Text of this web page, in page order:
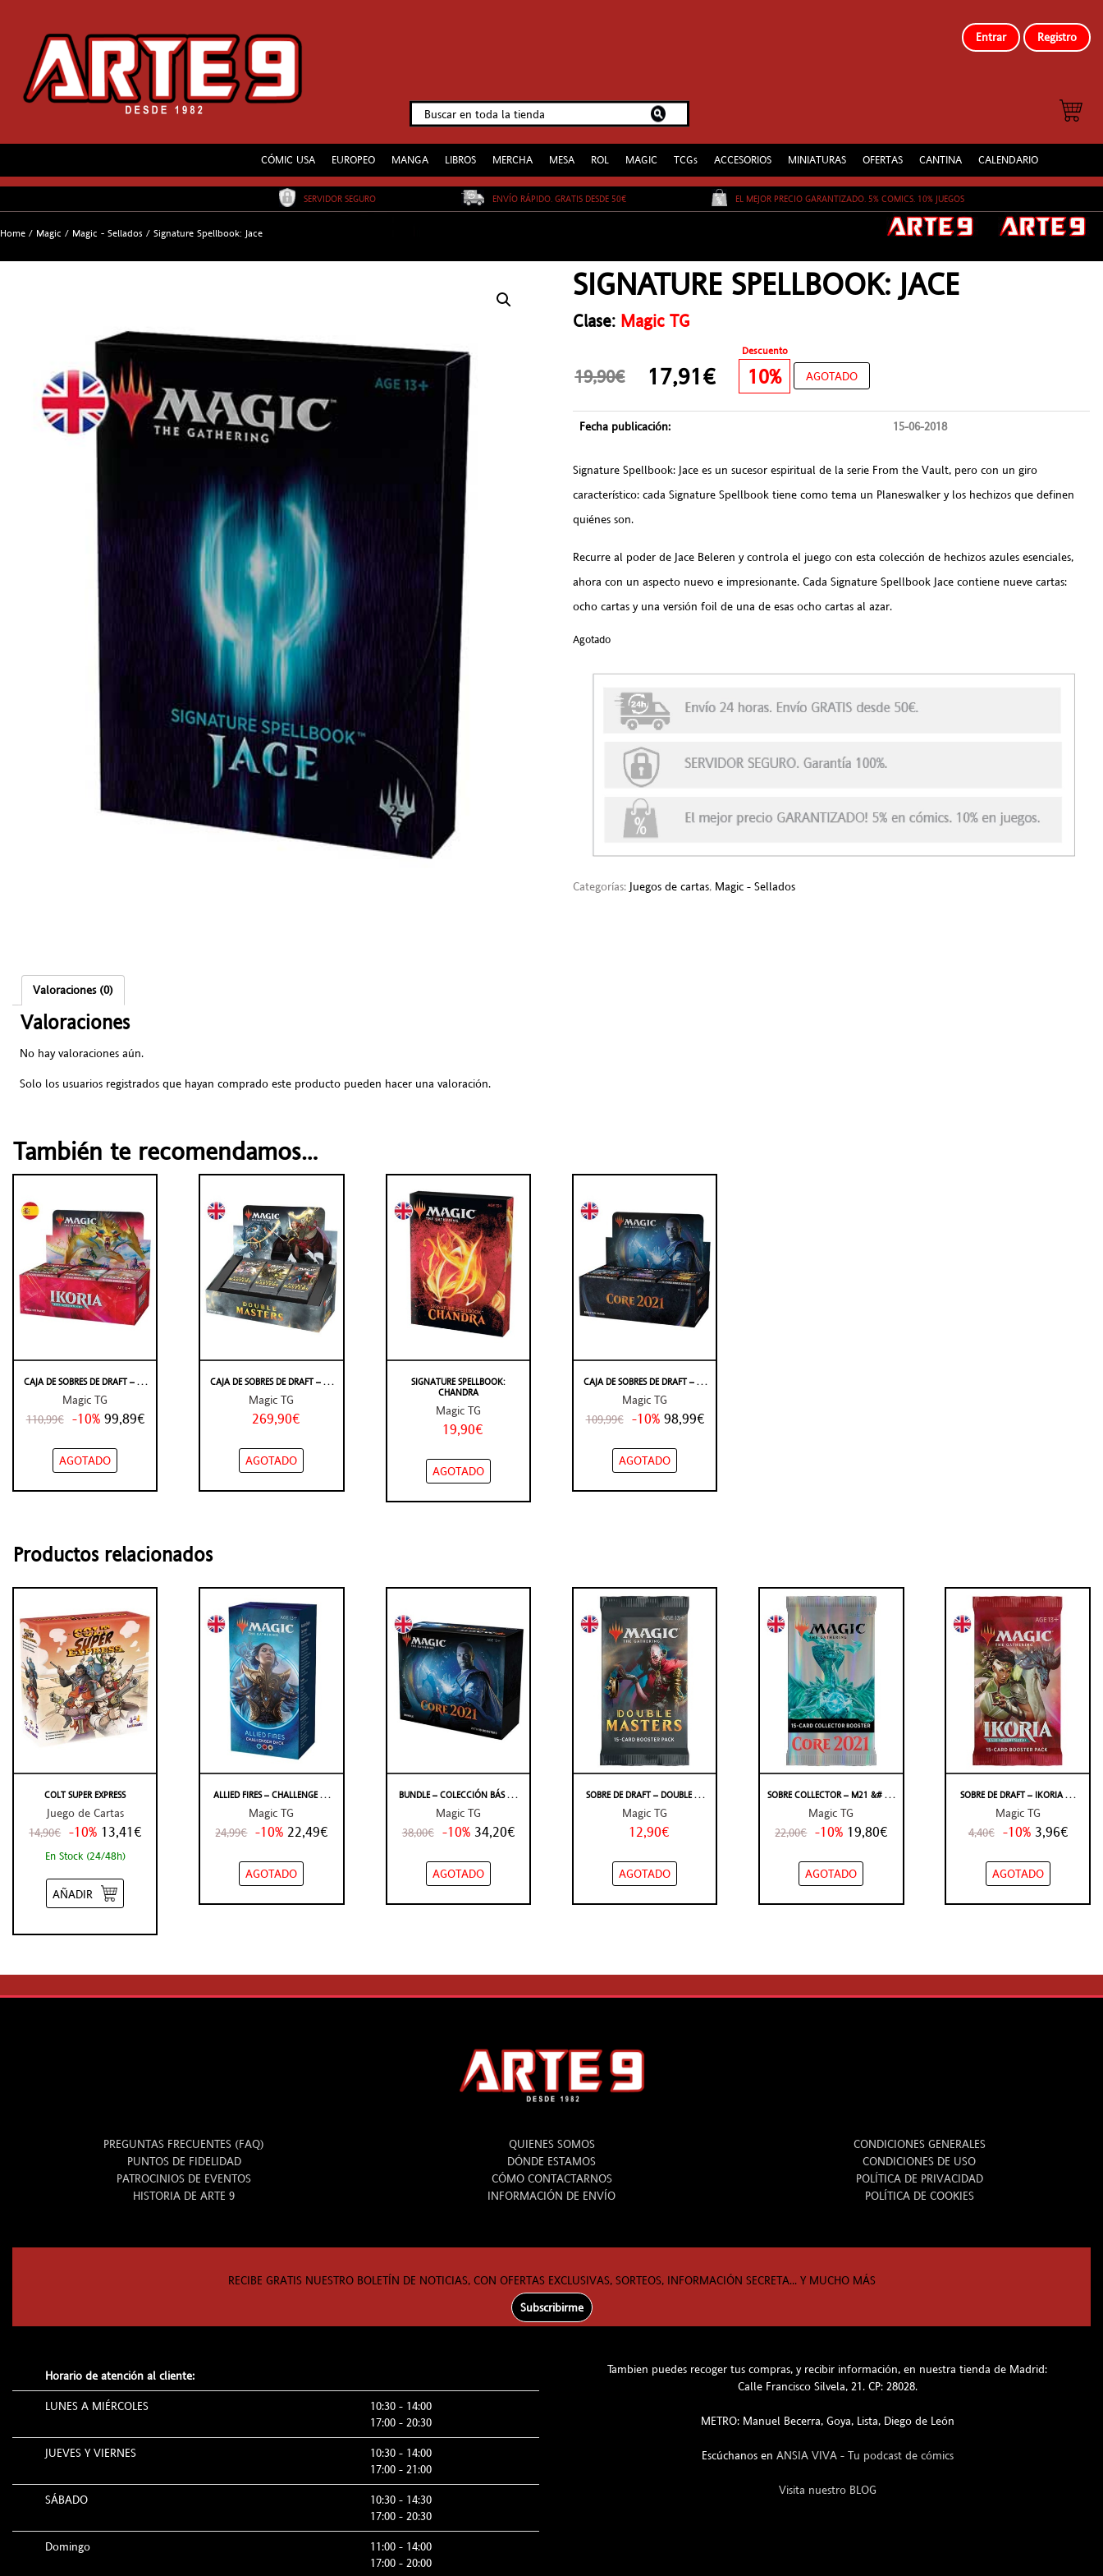
Entrar Registro
CÓMIC USA EUROPEO MANGA LIBROS MERCHA MESA ROL MAGIC TCGs ACCESORIOS MINIATURAS OFERTAS CANTINA CALENDARIO
SERVIDOR SEGURO ENVÍO RÁPIDO. GRATIS DESDE 50€ EL MEJOR PRECIO GARANTIZADO. 5% COMICS. 10% JUEGOS
Home / Magic / Magic - Sellados / Signature Spellbook: Jace
SIGNATURE SPELLBOOK: JACE
Clase: Magic TG
Descuento
19,90€ 17,91€ 10% AGOTADO
Fecha publicación: 15-06-2018
Signature Spellbook: Jace es un sucesor espiritual de la serie From the Vault, pero con un giro
característico: cada Signature Spellbook tiene como tema un Planeswalker y los hechizos que definen
quiénes son.
Recurre al poder de Jace Beleren y controla el juego con esta colección de hechizos azules esenciales,
ahora con un aspecto nuevo e impresionante. Cada Signature Spellbook Jace contiene nueve cartas:
ocho cartas y una versión foil de una de esas ocho cartas al azar.
Agotado
Categorías: Juegos de cartas, Magic - Sellados
Valoraciones (0)
Valoraciones
No hay valoraciones aún.
Solo los usuarios registrados que hayan comprado este producto pueden hacer una valoración.
También te recomendamos…
CAJA DE SOBRES DE DRAFT – . . .
Magic TG
110,99€ -10% 99,89€
AGOTADO
CAJA DE SOBRES DE DRAFT – . . .
Magic TG
269,90€
AGOTADO
SIGNATURE SPELLBOOK:
CHANDRA
Magic TG
19,90€
AGOTADO
CAJA DE SOBRES DE DRAFT – . . .
Magic TG
109,99€ -10% 98,99€
AGOTADO
Productos relacionados
COLT SUPER EXPRESS
Juego de Cartas
14,90€ -10% 13,41€
En Stock (24/48h)
AÑADIR
ALLIED FIRES – CHALLENGE . . .
Magic TG
24,99€ -10%22,49€
AGOTADO
BUNDLE – COLECCIÓN BÁS . . .
Magic TG
38,00€ -10% 34,20€
AGOTADO
SOBRE DE DRAFT – DOUBLE . . .
Magic TG
12,90€
AGOTADO
SOBRE COLLECTOR – M21 &# . . .
Magic TG
22,00€ -10% 19,80€
AGOTADO
SOBRE DE DRAFT – IKORIA . . .
Magic TG
4,40€ -10% 3,96€
AGOTADO
PREGUNTAS FRECUENTES (FAQ)
PUNTOS DE FIDELIDAD
PATROCINIOS DE EVENTOS
HISTORIA DE ARTE 9
QUIENES SOMOS
DÓNDE ESTAMOS
CÓMO CONTACTARNOS
INFORMACIÓN DE ENVÍO
CONDICIONES GENERALES
CONDICIONES DE USO
POLÍTICA DE PRIVACIDAD
POLÍTICA DE COOKIES
RECIBE GRATIS NUESTRO BOLETÍN DE NOTICIAS, CON OFERTAS EXCLUSIVAS, SORTEOS, INFORMACIÓN SECRETA... Y MUCHO MÁS
Subscribirme
Horario de atención al cliente:
LUNES A MIÉRCOLES
10:30 - 14:00
17:00 - 20:30
JUEVES Y VIERNES
10:30 - 14:00
17:00 - 21:00
SÁBADO
10:30 - 14:30
17:00 - 20:30
Domingo
11:00 - 14:00
17:00 - 20:00
Tambien puedes recoger tus compras, y recibir información, en nuestra tienda de Madrid:
Calle Francisco Silvela, 21. CP: 28028.
METRO: Manuel Becerra, Goya, Lista, Diego de León
Escúchanos en ANSIA VIVA - Tu podcast de cómics
Visita nuestro BLOG